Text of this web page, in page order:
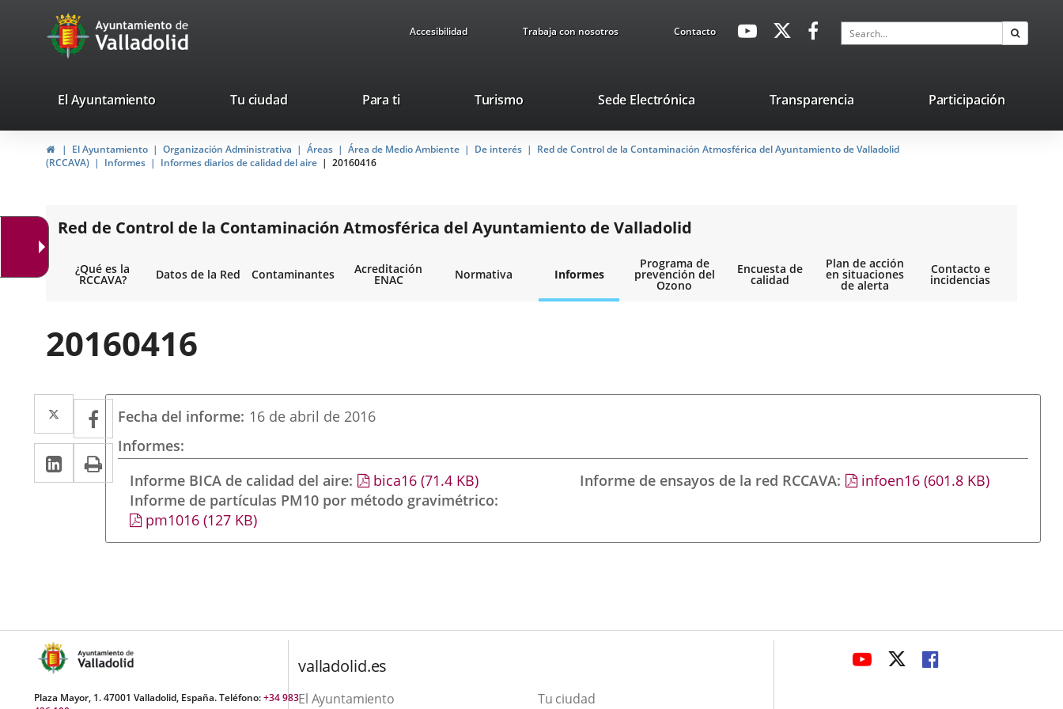
Portal
Web
Ayuntamiento
de
Valladolid
Accesibilidad Trabaja con nosotros ContactoavaHeaderSocial
Link
Link
application.
application.
Search
valladolid.es
El Ayuntamiento Tu ciudad Para ti TurismoThis
will
open
up
window.
Sede ElectrónicaLink
external
application.
Transparencia Participación
HomeEl Ayuntamiento Organización Administrativa Áreas Área de Medio Ambiente De interés
Red de Control de la Contaminación Atmosférica del Ayuntamiento de Valladolid
(RCCAVA)
Informes Informes diarios de calidad del aire 20160416
Red de Control de la Contaminación Atmosférica del Ayuntamiento de Valladolid
¿Qué es la
RCCAVA? Datos de la Red Contaminantes Acreditación
ENAC Normativa Informes
Programa de
prevención del
Ozono
Encuesta de
calidad
Plan de acción
en situaciones
de alerta
Contacto e
incidencias
20160416
Twitter
Enlace
a
una
aplicación
externa.
Facebook
Enlace
a
una
aplicación
externa.
Linkedin
Enlace
a
aplicación
Print
Fecha del informe 16 de abril de 2016
Informes
Informe BICA de calidad del aire
bica16(71.4 KB)
Informe de partículas PM10 por método gravimétrico
pm1016(127 KB)
Informe de ensayos de la red RCCAVA infoen16 (601.8 KB)
Plaza Mayor, 1. 47001 Valladolid, España. Teléfono:+34 983
valladolid.es
El Ayuntamiento Tu ciudad
LINK
LINKLINK